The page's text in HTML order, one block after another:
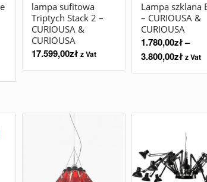
lampa sufitowa
Triptych Stack 2 –
CURIOUSA &
CURIOUSA
17.599,00zł z Vat
Lampa szklana
– CURIOUSA &
CURIOUSA
1.780,00zł–
3.800,00zł z Vat